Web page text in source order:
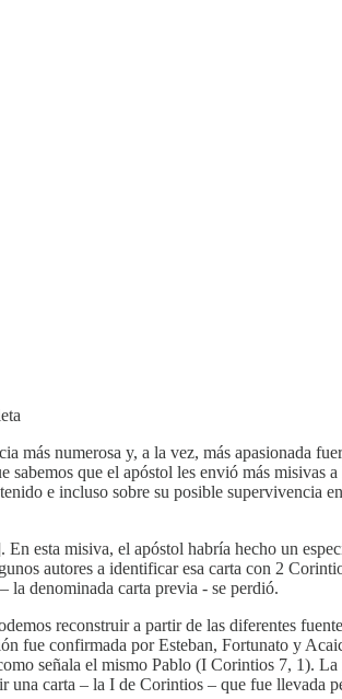
más numerosa y, a la vez, más apasionada
que el apóstol les envió más misivas
e incluso sobre su posible supervivencia
esta misiva, el apóstol habría hecho un
autores a identificar esa carta con 2
la denominada carta previa - se perdió.
reconstruir a partir de las diferentes
fue confirmada por Esteban, Fortunato y
señala el mismo Pablo (I Corintios 7, 1).
carta – la I de Corintios – que fue llevada